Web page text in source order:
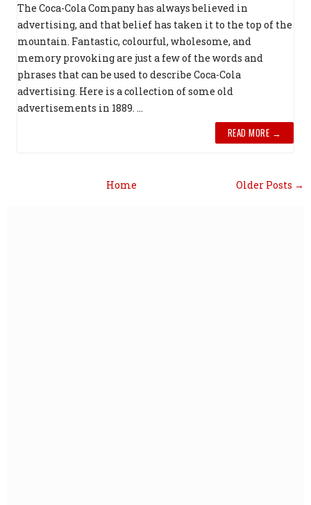
The Coca-Cola Company has always believed in
advertising, and that belief has taken it to the top of the
mountain. Fantastic, colourful, wholesome, and
memory provoking are just a few of the words and
phrases that can be used to describe Coca-Cola
advertising. Here is a collection of some old
advertisements in 1889. ...
READ MORE →
Older Posts →
Home